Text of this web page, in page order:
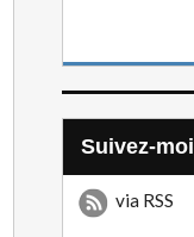
Suivez-moi
via RSS